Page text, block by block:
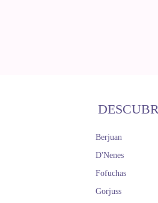
Berjuan
D'Nenes
Fofuchas
Gorjuss